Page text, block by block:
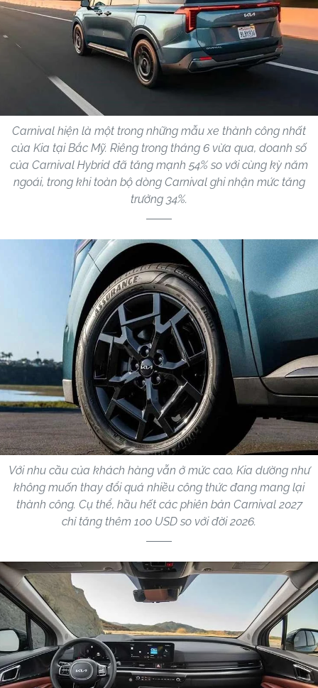
Carnival hiện là một trong những mẫu xe thành công nhất
của Kia tại Bắc Mỹ. Riêng trong tháng 6 vừa qua, doanh số
của Carnival Hybrid đã tăng mạnh 54% so với cùng kỳ năm
ngoái, trong khi toàn bộ dòng Carnival ghi nhận mức tăng
trưởng 34%.
Với nhu cầu của khách hàng vẫn ở mức cao, Kia dường như
không muốn thay đổi quá nhiều công thức đang mang lại
thành công. Cụ thể, hầu hết các phiên bản Carnival 2027
chỉ tăng thêm 100 USD so với đời 2026.